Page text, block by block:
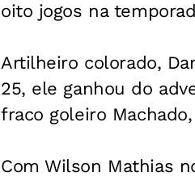
oito jogos na
Artilheiro colorado,
25, ele ganhou do
fraco goleiro
Com Wilson Mathias